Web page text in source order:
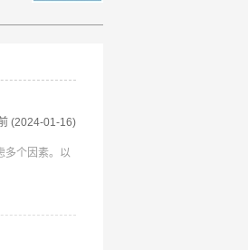
(2024-01-16)
多个因素。以